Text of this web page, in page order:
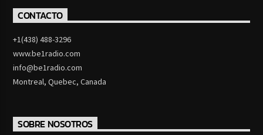
CONTACTO
+1(438) 488-3296
www.be1radio.com
info@be1radio.com
Montreal, Quebec, Canada
SOBRE NOSOTROS